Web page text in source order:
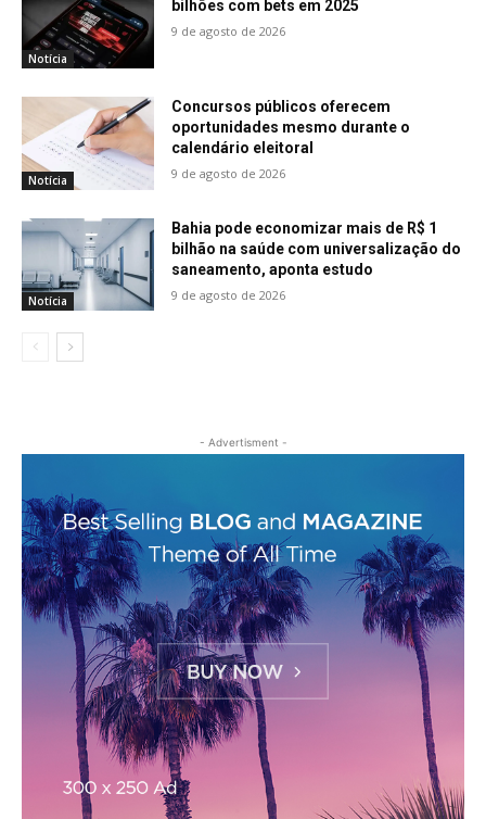
Notícia
bilhões com bets em 2025
9 de agosto de 2026
Notícia
Concursos públicos oferecem
oportunidades mesmo durante o
calendário eleitoral
9 de agosto de 2026
Notícia
Bahia pode economizar mais de R$ 1
bilhão na saúde com universalização do
saneamento, aponta estudo
9 de agosto de 2026
- Advertisment -